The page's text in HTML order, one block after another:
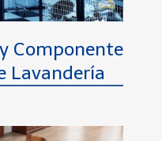
Componente
Lavandería